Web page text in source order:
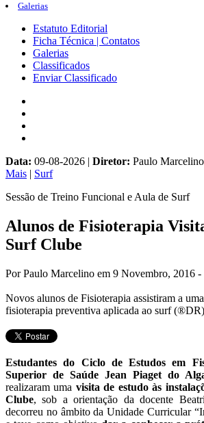
Galerias
Estatuto Editorial
Ficha Técnica | Contatos
Galerias
Classificados
Enviar Classificado
Data: 09-08-2026 | Diretor: Paulo
Mais | Surf
Sessão de Treino Funcional e Aula de Surf
Alunos de Fisioterapia
Surf Clube
PorPaulo Marcelino em 9 Novembro, 2016 -
Novos alunos de Fisioterapia assistiram a
fisioterapia preventiva aplicada ao surf (®DR)
Estudantes do Ciclo de Estudos em
Superior de Saúde Jean Piaget do
realizaram uma visita de estudo às
Clube, sob a orientação da docente
decorreu no âmbito da Unidade Curricular